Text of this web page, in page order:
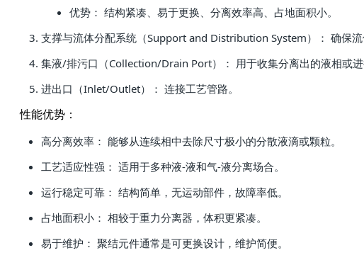
优势： 结构紧凑、易于更换、分离效率高、占地面积小。
支撑与流体分配系统（Support and Distribution System）： 确保
集液/排污口（Collection/Drain Port）： 用于收集分离出的液相或进
进出口（Inlet/Outlet）： 连接工艺管路。
性能优势：
高分离效率： 能够从连续相中去除尺寸极小的分散液滴或颗粒。
工艺适应性强： 适用于多种液-液和气-液分离场合。
运行稳定可靠： 结构简单，无运动部件，故障率低。
占地面积小： 相较于重力分离器，体积更紧凑。
易于维护： 聚结元件通常是可更换设计，维护简便。